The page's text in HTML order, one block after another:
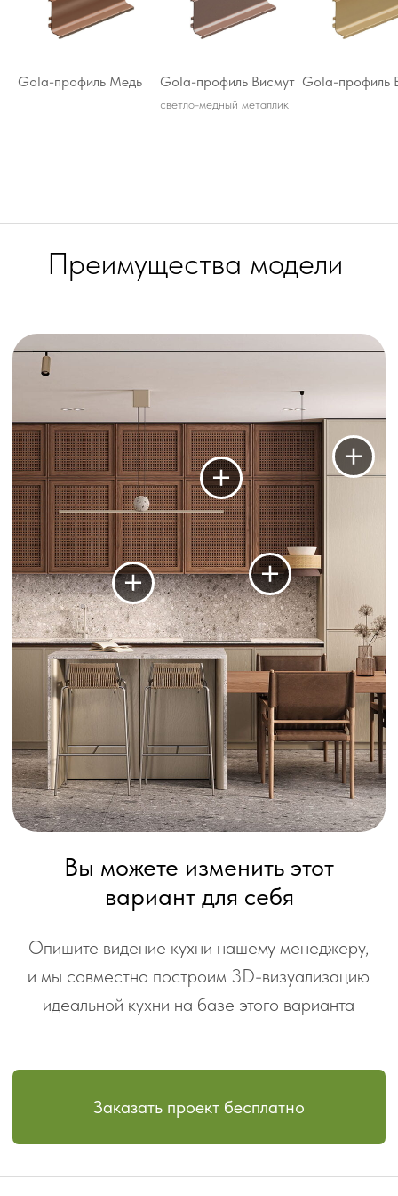
Gola-профиль Медь Gola-профиль Висмут
светло-медный металлик
Gola-профиль
обработки персональных данных.
Лианга
Также рекомендуем